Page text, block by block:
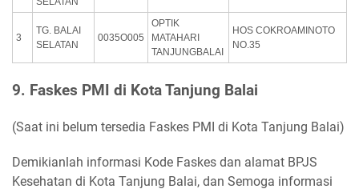
3
TG. BALAI
SELATAN
0035O005
OPTIK
MATAHARI
TANJUNGBALAI
HOS COKROAMINOTO
NO.35
9. Faskes PMI di Kota Tanjung Balai
(Saat ini belum tersedia Faskes PMI di Kota Tanjung Balai)
Demikianlah informasi Kode Faskes dan alamat BPJS
Kesehatan di Kota Tanjung Balai, dan Semoga informasi